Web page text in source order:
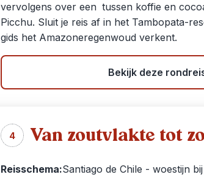
vervolgens over een tussen koffie en
Picchu. Sluit je reis af in het Tambopata-
gids het Amazoneregenwoud verkent.
Bekijk deze
4 Van zoutvlakte tot
Reisschema:Santiago de Chile - woestijn